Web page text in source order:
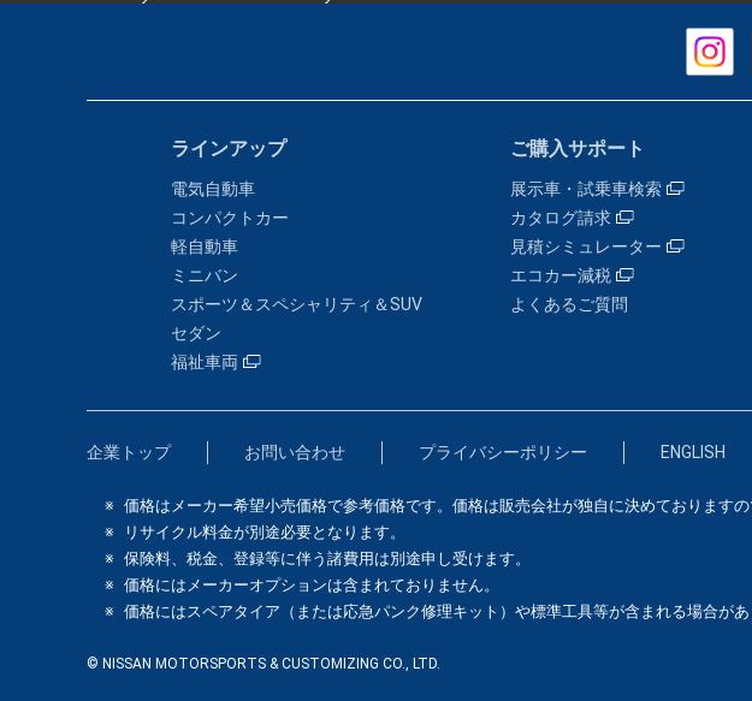
ラインアップ
電気自動車
コンパクトカー
軽自動車
ミニバン
スポーツ＆スペシャリティ＆SUV
セダン
福祉車両
ご購入サポート
展示車・試乗車検索
カタログ請求
見積シミュレーター
エコカー減税
よくあるご質問
企業トップ お問い合わせ プライバシーポリシー ENGLISH
価格はメーカー希望小売価格で参考価格です。価格は販売会社が独自に決めております
リサイクル料金が別途必要となります。
保険料、税金、登録等に伴う諸費用は別途申し受けます。
価格にはメーカーオプションは含まれておりません。
価格にはスペアタイア（または応急パンク修理キット）や標準工具等が含まれる場合があ
© NISSAN MOTORSPORTS & CUSTOMIZING CO., LTD.